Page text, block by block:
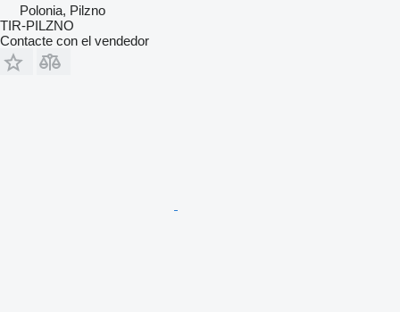
Polonia, Pilzno
TIR-PILZNO
Contacte con el vendedor